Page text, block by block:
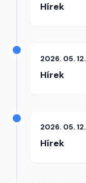
Hírek
2026. 05. 12.
Hírek
2026. 05. 12.
Hírek